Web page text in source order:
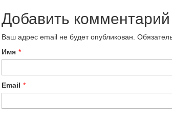
Добавить комментарий
Ваш адрес email не будет опубликован.
Имя *
Email *